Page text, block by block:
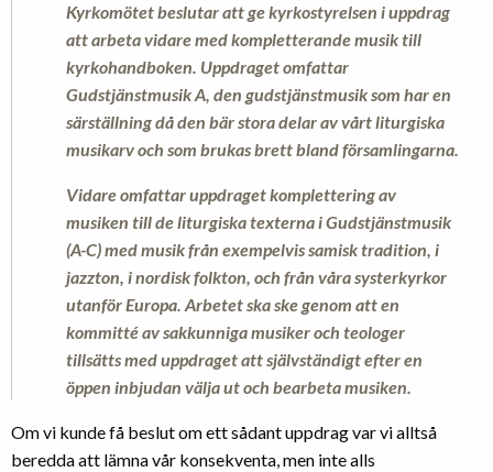
Kyrkomötet beslutar att ge kyrkostyrelsen i uppdrag
att arbeta vidare med kompletterande musik till
kyrkohandboken. Uppdraget omfattar
Gudstjänstmusik A, den gudstjänstmusik som har en
särställning då den bär stora delar av vårt liturgiska
musikarv och som brukas brett bland församlingarna.
Vidare omfattar uppdraget komplettering av
musiken till de liturgiska texterna i Gudstjänstmusik
(A-C) med musik från exempelvis samisk tradition, i
jazzton, i nordisk folkton, och från våra systerkyrkor
utanför Europa. Arbetet ska ske genom att en
kommitté av sakkunniga musiker och teologer
tillsätts med uppdraget att självständigt efter en
öppen inbjudan välja ut och bearbeta musiken.
Om vi kunde få beslut om ett sådant uppdrag var vi alltså
beredda att lämna vår konsekventa, men inte alls